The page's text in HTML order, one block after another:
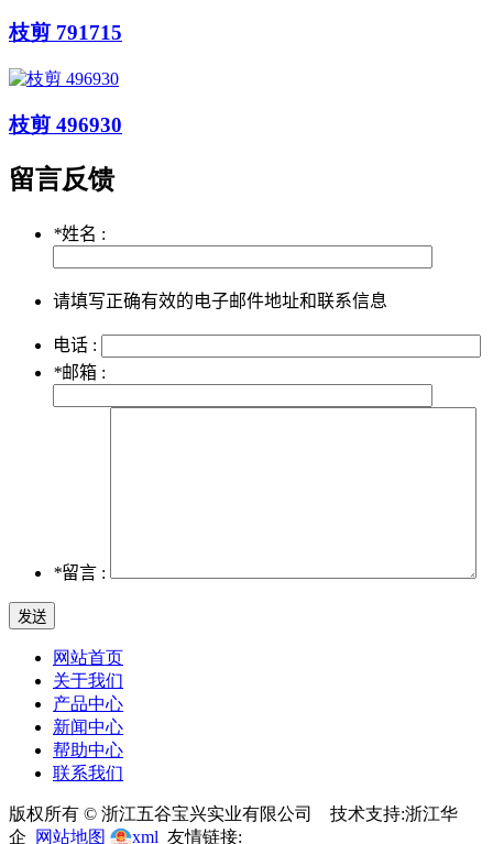
枝剪 791715
枝剪 496930
留言反馈
*姓名 :
请填写正确有效的电子邮件地址和联系信息
电话 :
*邮箱 :
*留言 :
网站首页
关于我们
产品中心
新闻中心
帮助中心
联系我们
版权所有 © 浙江五谷宝兴实业有限公司 技术支持:浙江华
企
网站地图 xml 友情链接: